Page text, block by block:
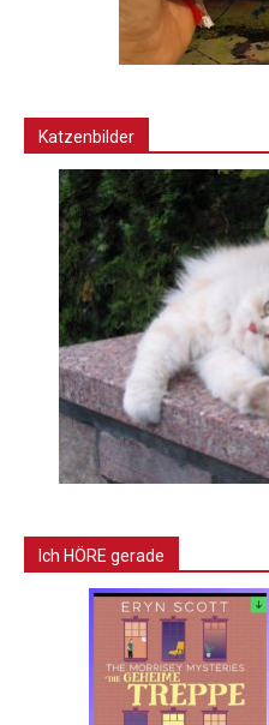
Katzenbilder
Ich HÖRE gerade